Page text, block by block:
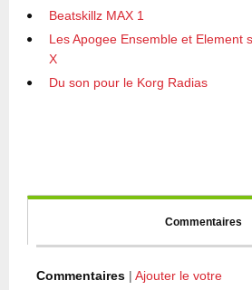
Beatskillz MAX 1
Les Apogee Ensemble et Element
X
Du son pour le Korg Radias
Commentaires
Commentaires | Ajouter le votre